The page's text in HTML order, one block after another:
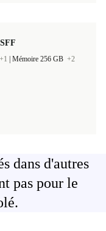
+1 Mémoire 256 GB +2
dans d'autres
pas pour le